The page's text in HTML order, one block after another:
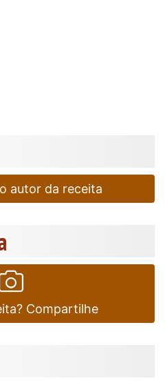
autor da receita
Compartilhe